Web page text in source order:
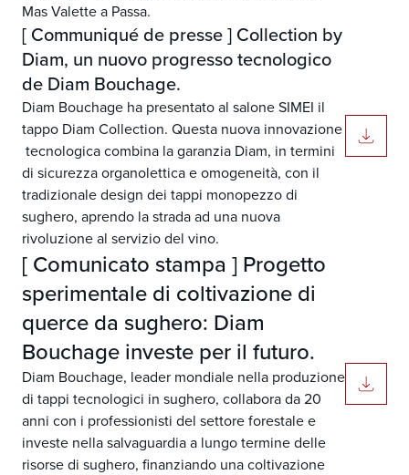
Mas Valette a Passa.
[ Communiqué de presse ] Collection by
Diam, un nuovo progresso tecnologico
de Diam Bouchage.
Diam Bouchage ha presentato al salone SIMEI il
tappo Diam Collection. Questa nuova innovazione
tecnologica combina la garanzia Diam, in termini
di sicurezza organolettica e omogeneità, con il
tradizionale design dei tappi monopezzo di
sughero, aprendo la strada ad una nuova
rivoluzione al servizio del vino.
[ Comunicato stampa ] Progetto
sperimentale di coltivazione di
querce da sughero: Diam
Bouchage investe per il futuro.
Diam Bouchage, leader mondiale nella produzione
di tappi tecnologici in sughero, collabora da 20
anni con i professionisti del settore forestale e
investe nella salvaguardia a lungo termine delle
risorse di sughero, finanziando una coltivazione